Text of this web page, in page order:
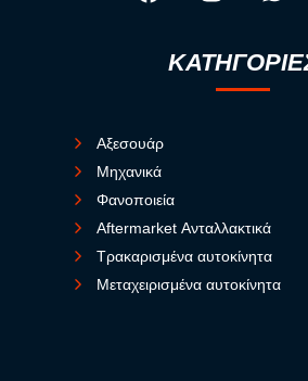
Αξεσουάρ
Μηχανικά
Φανοποιεία
Aftermarket Ανταλλακτικά
Τρακαρισμένα αυτοκίνητα
Μεταχειρισμένα αυτοκίνητα